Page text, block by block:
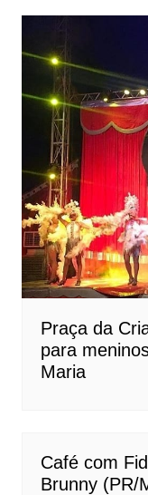
Praça da
para
Maria
Café com
Brunny (PR/